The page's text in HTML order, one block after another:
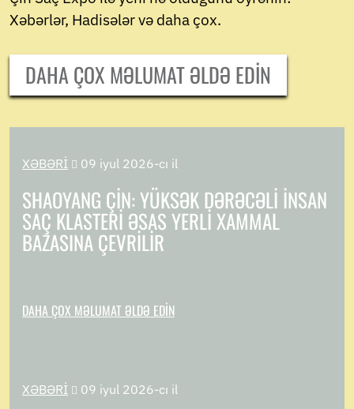
Xəbərlər, Hadisələr və daha çox.
DAHA ÇOX MƏLUMAT ƏLDƏ EDIN
XƏBƏRI  09 iyul 2026-cı il
SHAOYANG ÇIN: YÜKSƏK DƏRƏCƏLI İNSAN
SAÇ KLASTERI ƏSAS YERLI XAMMAL
BAZASINA ÇEVRILIR
DAHA ÇOX MƏLUMAT ƏLDƏ EDIN
XƏBƏRI  09 iyul 2026-cı il